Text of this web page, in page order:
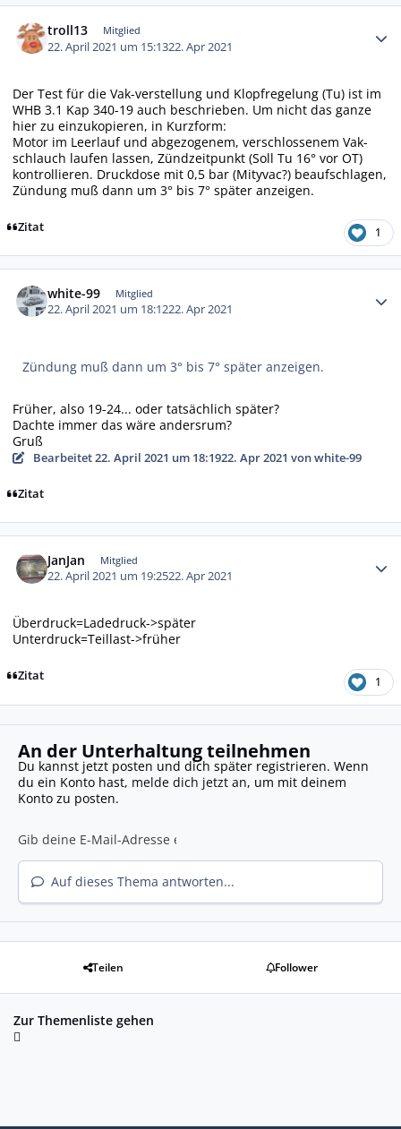
troll13 Mitglied
22. April 2021 um 15:1322. Apr 2021
Der Test für die Vak-verstellung und Klopfregelung (Tu) ist im
WHB 3.1 Kap 340-19 auch beschrieben. Um nicht das ganze
hier zu einzukopieren, in Kurzform:
Motor im Leerlauf und abgezogenem, verschlossenem Vak-
schlauch laufen lassen, Zündzeitpunkt (Soll Tu 16° vor OT)
kontrollieren. Druckdose mit 0,5 bar (Mityvac?) beaufschlagen,
Zündung muß dann um 3° bis 7° später anzeigen.
Zitat 1
white-99 Mitglied
22. April 2021 um 18:1222. Apr 2021
Zündung muß dann um 3° bis 7° später anzeigen.
Früher, also 19-24... oder tatsächlich später?
Dachte immer das wäre andersrum?
Gruß
Bearbeitet22. April 2021 um 18:1922. Apr 2021 von white-99
Zitat
JanJan Mitglied
22. April 2021 um 19:2522. Apr 2021
Überdruck=Ladedruck->später
Unterdruck=Teillast->früher
Zitat 1
An der Unterhaltung teilnehmen
Du kannst jetzt posten und dich später registrieren. Wenn
du ein Konto hast, melde dich jetzt an, um mit deinem
Konto zu posten.
Auf dieses Thema antworten...
Teilen Follower
Zur Themenliste gehen